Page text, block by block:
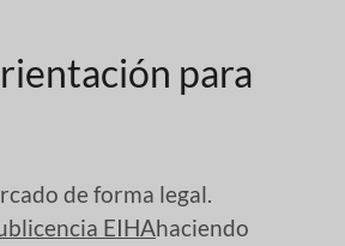
para
de forma legal.
EIHAhaciendo